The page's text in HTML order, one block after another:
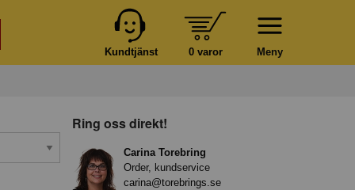
Meny
0 varor
Kundtjänst
Ring oss direkt!
Carina Torebring
Order, kundservice
carina@torebrings.se